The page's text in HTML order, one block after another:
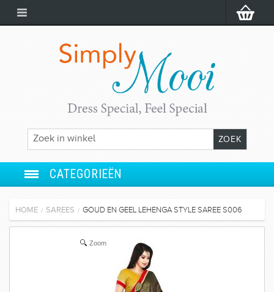
CATEGORIEËN
SALWAR SUIT
HOME / SAREES / GOUD EN GEEL LEHENGA STYLE SAREE S006
Zoom